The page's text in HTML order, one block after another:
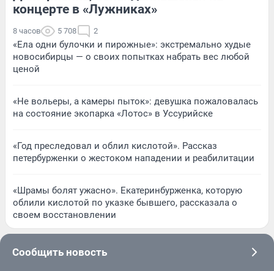
концерте в «Лужниках»
8 часов 5 708 2
«Ела одни булочки и пирожные»: экстремально худые
новосибирцы — о своих попытках набрать вес любой
ценой
«Не вольеры, а камеры пыток»: девушка пожаловалась
на состояние экопарка «Лотос» в Уссурийске
«Год преследовал и облил кислотой». Рассказ
петербурженки о жестоком нападении и реабилитации
«Шрамы болят ужасно». Екатеринбурженка, которую
облили кислотой по указке бывшего, рассказала о
своем восстановлении
Сообщить новость